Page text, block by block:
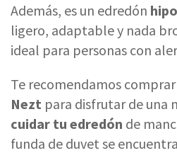
Además, es un edredón
ligero, adaptable y nada
ideal para personas con
Te recomendamos
Nezt para disfrutar de una
cuidar tu edredón de
funda de duvet se